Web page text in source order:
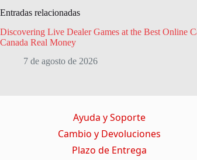
Entradas relacionadas
Discovering Live Dealer Games at the Best Online
Canada Real Money
7 de agosto de 2026
Ayuda y Soporte
Cambio y Devoluciones
Plazo de Entrega